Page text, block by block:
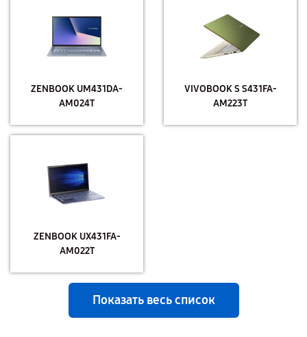
ZENBOOK UM431DA-
AM024T
VIVOBOOK S S431FA-
AM223T
ZENBOOK UX431FA-
AM022T
Показать весь список